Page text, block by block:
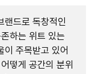
랜드로 독창적인
하는 위트 있는
이 주목받고 있어
떻게 공간의 분위